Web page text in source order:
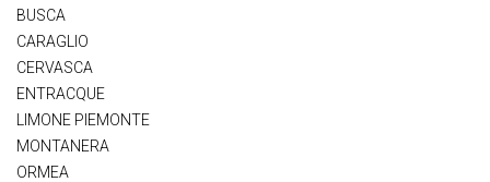
BUSCA
CARAGLIO
CERVASCA
ENTRACQUE
LIMONE PIEMONTE
MONTANERA
ORMEA